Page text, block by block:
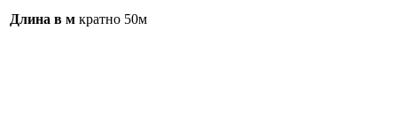
Длина в м кратно 50м